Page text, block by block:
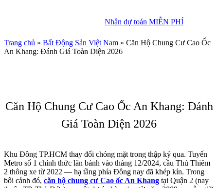
Nhận dự toán MIỄN PHÍ
Trang chủ » Bất Động Sản Việt Nam » Căn Hộ Chung Cư Cao Ốc
An Khang: Đánh Giá Toàn Diện 2026
Căn Hộ Chung Cư Cao Ốc An Khang: Đánh
Giá Toàn Diện 2026
Khu Đông TP.HCM thay đổi chóng mặt trong thập kỷ qua. Tuyến
Metro số 1 chính thức lăn bánh vào tháng 12/2024, cầu Thủ Thiêm
2 thông xe từ 2022 — hạ tầng phía Đông nay đã khép kín. Trong
bối cảnh đó, căn hộ chung cư Cao ốc An Khang tại Quận 2 (nay